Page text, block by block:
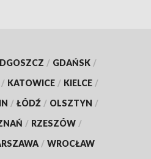
/ GDAŃSK /
/ KATOWICE / KIELCE /
/ ŁÓDŹ / OLSZTYN /
/ RZESZÓW /
/ WROCŁAW